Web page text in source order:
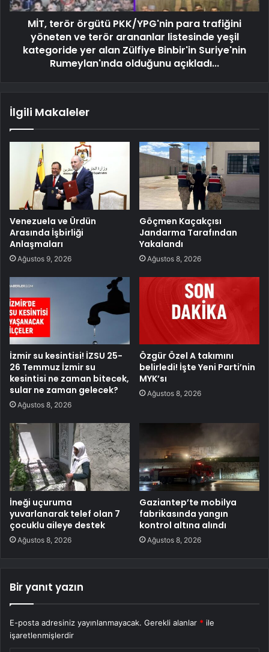
MİT, terör örgütü PKK/YPG'nin para trafiğini
yöneten ve terör arananlar listesinde yeşil
kategoride yer alan Zülfiye Binbir'in Suriye'nin
Rumeylan'ında olduğunu açıkladı...
İlgili Makaleler
Venezuela ve Ürdün
Arasında İşbirliği
Anlaşmaları
Ağustos 9, 2026
Göçmen Kaçakçısı
Jandarma Tarafından
Yakalandı
Ağustos 8, 2026
İzmir su kesintisi! İZSU 25-
26 Temmuz İzmir su
kesintisi ne zaman bitecek,
sular ne zaman gelecek?
Ağustos 8, 2026
Özgür Özel A takımını
belirledi! İşte Yeni Parti’nin
MYK’sı
Ağustos 8, 2026
İneği uçuruma
yuvarlanarak telef olan 7
çocuklu aileye destek
Ağustos 8, 2026
Gaziantep’te mobilya
fabrikasında yangın
kontrol altına alındı
Ağustos 8, 2026
Bir yanıt yazın
E-posta adresiniz yayınlanmayacak. Gerekli alanlar * ile
işaretlenmişlerdir